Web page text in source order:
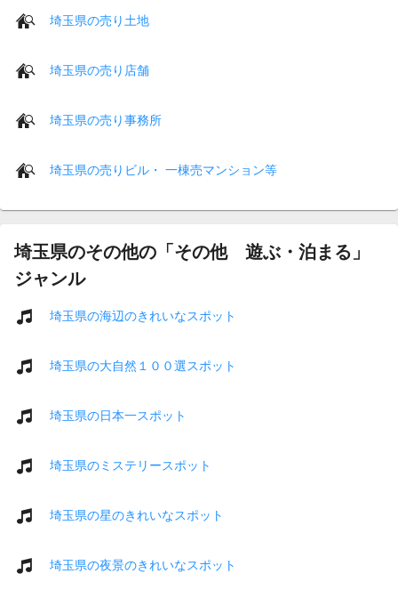
埼玉県の売り土地
埼玉県の売り店舗
埼玉県の売り事務所
埼玉県の売りビル・ 一棟売マンション等
埼玉県のその他の「その他 遊ぶ・泊まる」
ジャンル
埼玉県の海辺のきれいなスポット
埼玉県の大自然１００選スポット
埼玉県の日本一スポット
埼玉県のミステリースポット
埼玉県の星のきれいなスポット
埼玉県の夜景のきれいなスポット